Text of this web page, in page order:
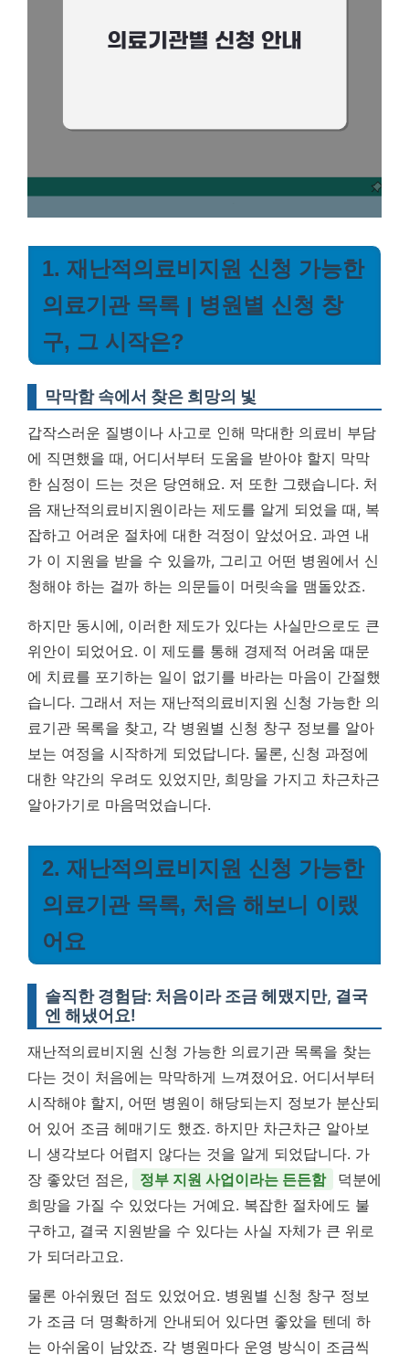
1. 재난적의료비지원 신청 가능한
의료기관 목록 | 병원별 신청 창
구, 그 시작은?
막막함 속에서 찾은 희망의 빛
갑작스러운 질병이나 사고로 인해 막대한 의료비 부담
에 직면했을 때, 어디서부터 도움을 받아야 할지 막막
한 심정이 드는 것은 당연해요. 저 또한 그랬습니다. 처
음 재난적의료비지원이라는 제도를 알게 되었을 때, 복
잡하고 어려운 절차에 대한 걱정이 앞섰어요. 과연 내
가 이 지원을 받을 수 있을까, 그리고 어떤 병원에서 신
청해야 하는 걸까 하는 의문들이 머릿속을 맴돌았죠.
하지만 동시에, 이러한 제도가 있다는 사실만으로도 큰
위안이 되었어요. 이 제도를 통해 경제적 어려움 때문
에 치료를 포기하는 일이 없기를 바라는 마음이 간절했
습니다. 그래서 저는 재난적의료비지원 신청 가능한 의
료기관 목록을 찾고, 각 병원별 신청 창구 정보를 알아
보는 여정을 시작하게 되었답니다. 물론, 신청 과정에
대한 약간의 우려도 있었지만, 희망을 가지고 차근차근
알아가기로 마음먹었습니다.
2. 재난적의료비지원 신청 가능한
의료기관 목록, 처음 해보니 이랬
어요
솔직한 경험담: 처음이라 조금 헤맸지만, 결국
엔 해냈어요!
재난적의료비지원 신청 가능한 의료기관 목록을 찾는
다는 것이 처음에는 막막하게 느껴졌어요. 어디서부터
시작해야 할지, 어떤 병원이 해당되는지 정보가 분산되
어 있어 조금 헤매기도 했죠. 하지만 차근차근 알아보
니 생각보다 어렵지 않다는 것을 알게 되었답니다. 가
장 좋았던 점은,
정부 지원 사업이라는 든든함
덕분에
희망을 가질 수 있었다는 거예요. 복잡한 절차에도 불
구하고, 결국 지원받을 수 있다는 사실 자체가 큰 위로
가 되더라고요.
물론 아쉬웠던 점도 있었어요. 병원별 신청 창구 정보
가 조금 더 명확하게 안내되어 있다면 좋았을 텐데 하
는 아쉬움이 남았죠. 각 병원마다 운영 방식이 조금씩